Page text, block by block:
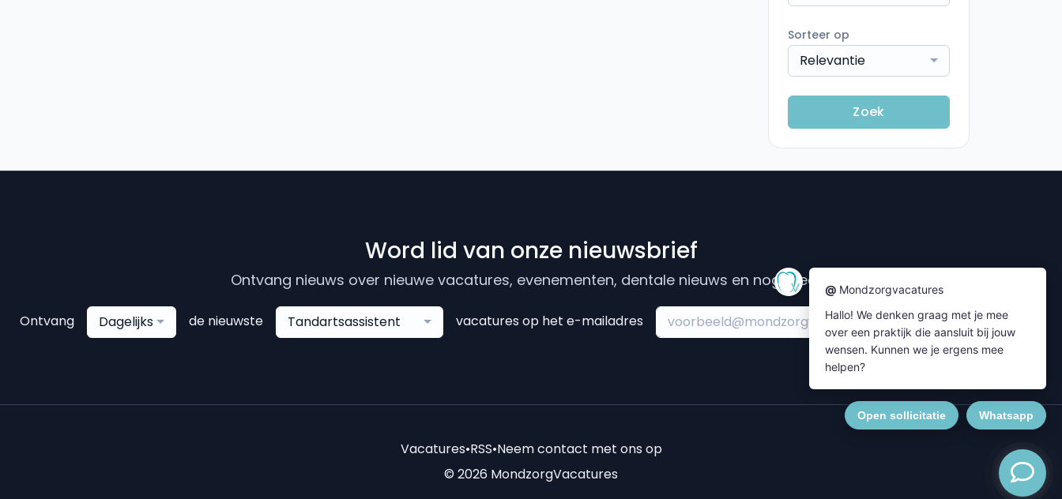
Sorteer op
Relevantie
Zoek
Word lid van onze nieuwsbrief
Ontvang nieuws over nieuwe vacatures, evenementen, dentale nieuws en nog meer....
Ontvang Dagelijks de nieuwste Tandartsassistent vacatures op het e-mailadres Subscribe
Vacatures•RSS•Neem contact met ons op
© 2026 MondzorgVacatures